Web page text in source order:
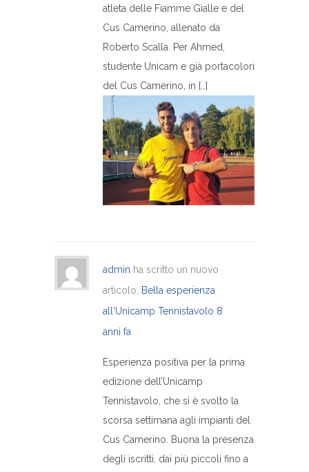
atleta delle Fiamme Gialle e del
Cus Camerino, allenato da
Roberto Scalla. Per Ahmed,
studente Unicam e già portacolori
del Cus Camerino, in […]
admin ha scritto un nuovo
articolo, Bella esperienza
all'Unicamp Tennistavolo 8
anni fa
Esperienza positiva per la prima
edizione dell’Unicamp
Tennistavolo, che si è svolto la
scorsa settimana agli impianti del
Cus Camerino. Buona la presenza
degli iscritti, dai più piccoli fino a